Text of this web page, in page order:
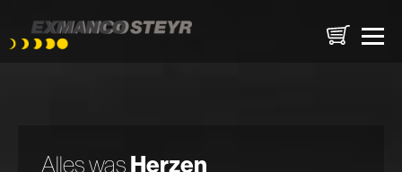
Inhalt
Alles was Herzen